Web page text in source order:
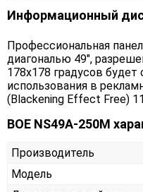
Информационный
Профессиональная
диагональю 49",
178х178 градусов
использования в
(Blackening Effect Free)
BOE NS49A-250M
Производитель
Модель